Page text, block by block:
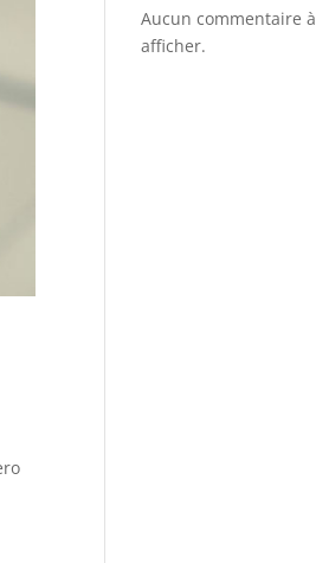
Aucun commentaire à
afficher.